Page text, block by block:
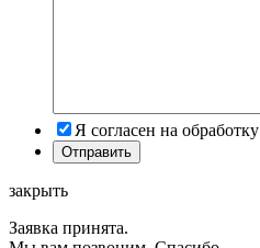
Я согласен на обработку
закрыть
Заявка принята.